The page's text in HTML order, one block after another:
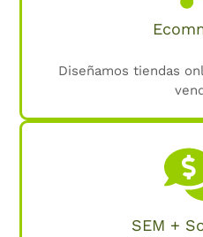
Diseñamos tiendas
SEM +